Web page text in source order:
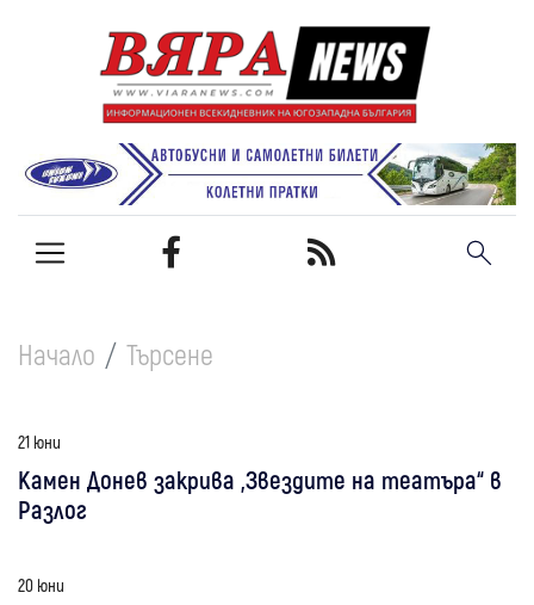
Начало Търсене
21 юни
Камен Донев закрива „Звездите на театъра“ в
Разлог
20 юни